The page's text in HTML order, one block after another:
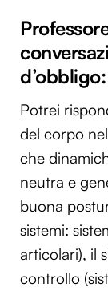
Potrei
del corpo
che
neutra e
buona
sistemi:
articolari), il
controllo